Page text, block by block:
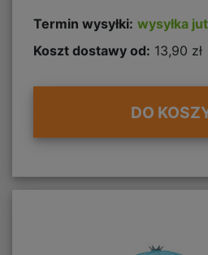
Termin wysyłki: wysyłka
Koszt dostawy od: 13,90 zł
DO